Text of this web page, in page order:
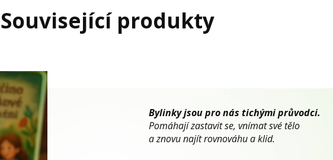
Související produkty
Bylinky jsou pro nás tichými průvodci.
Pomáhají zastavit se, vnímat své tělo
a znovu najít rovnováhu a klid.